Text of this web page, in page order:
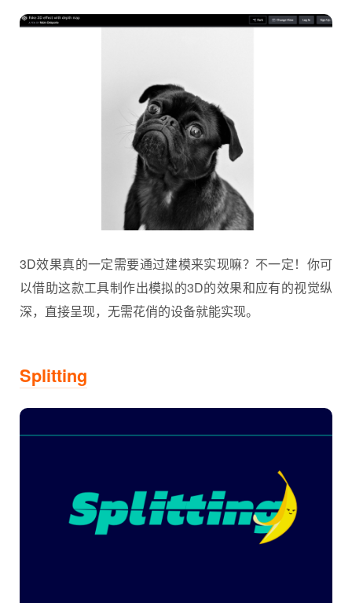
3D效果真的一定需要通过建模来实现嘛？不一定！你可
以借助这款工具制作出模拟的3D的效果和应有的视觉纵
深，直接呈现，无需花俏的设备就能实现。
Splitting